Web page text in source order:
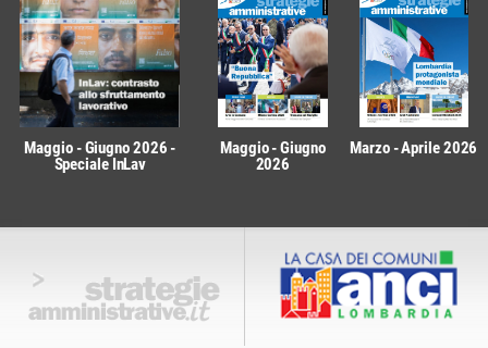
Maggio - Giugno 2026 -
Speciale InLav
Maggio - Giugno
2026
Marzo - Aprile 2026